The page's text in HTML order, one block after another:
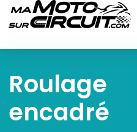
Roulage
encadré